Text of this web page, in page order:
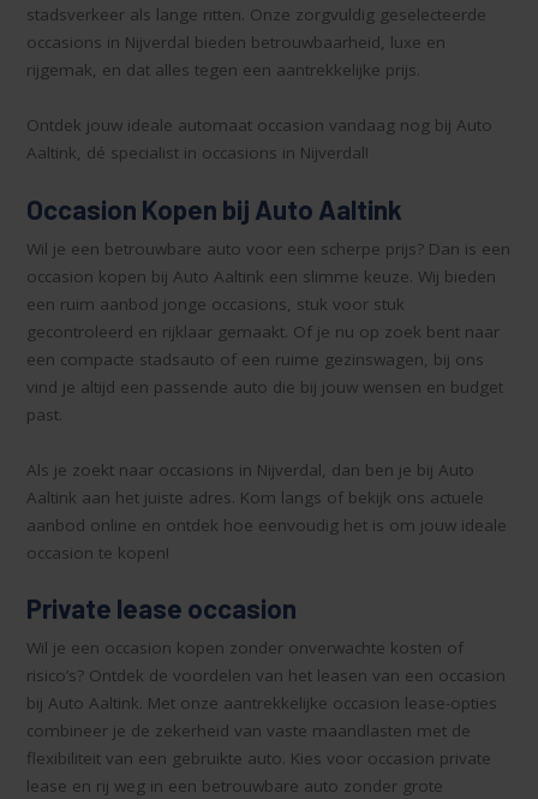
stadsverkeer als lange ritten. Onze zorgvuldig geselecteerde
occasions in Nijverdal bieden betrouwbaarheid, luxe en
rijgemak, en dat alles tegen een aantrekkelijke prijs.
Ontdek jouw ideale automaat occasion vandaag nog bij Auto
Aaltink, dé specialist in occasions in Nijverdal!
Occasion Kopen bij Auto Aaltink
Wil je een betrouwbare auto voor een scherpe prijs? Dan is een
occasion kopen bij Auto Aaltink een slimme keuze. Wij bieden
een ruim aanbod jonge occasions, stuk voor stuk
gecontroleerd en rijklaar gemaakt. Of je nu op zoek bent naar
een compacte stadsauto of een ruime gezinswagen, bij ons
vind je altijd een passende auto die bij jouw wensen en budget
past.
Als je zoekt naar occasions in Nijverdal, dan ben je bij Auto
Aaltink aan het juiste adres. Kom langs of bekijk ons actuele
aanbod online en ontdek hoe eenvoudig het is om jouw ideale
occasion te kopen!
Private lease occasion
Wil je een occasion kopen zonder onverwachte kosten of
risico’s? Ontdek de voordelen van het leasen van een occasion
bij Auto Aaltink. Met onze aantrekkelijke occasion lease-opties
combineer je de zekerheid van vaste maandlasten met de
flexibiliteit van een gebruikte auto. Kies voor occasion private
lease en rij weg in een betrouwbare auto zonder grote